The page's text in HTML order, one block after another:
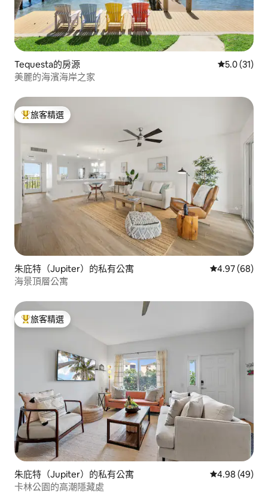
Tequesta的房源 從 31 則評
5.0 (31)
美麗的海濱海岸之家
旅客精選榜首
旅客精選
朱庇特（Jupiter）的私有公寓 從 68 則評價
4.97 (68)
海景頂層公寓
旅客精選榜首
旅客精選
朱庇特（Jupiter）的私有公寓 從 49 則評價
4.98 (49)
卡林公園的高潮隱藏處